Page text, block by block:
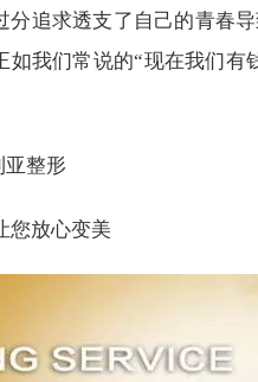
追求透支了自己的青春
我们常说的“现在我们有
亚整形
您放心变美